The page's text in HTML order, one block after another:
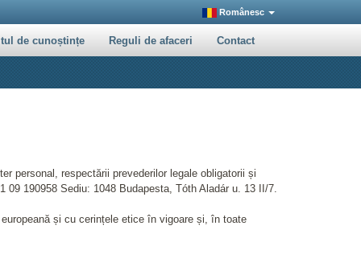
Românesc
de cunoștințe Reguli de afaceri Contact
personal, respectării prevederilor legale obligatorii și
190958 Sediu: 1048 Budapesta, Tóth Aladár u. 13 II/7.
și cu cerințele etice în vigoare și, în toate